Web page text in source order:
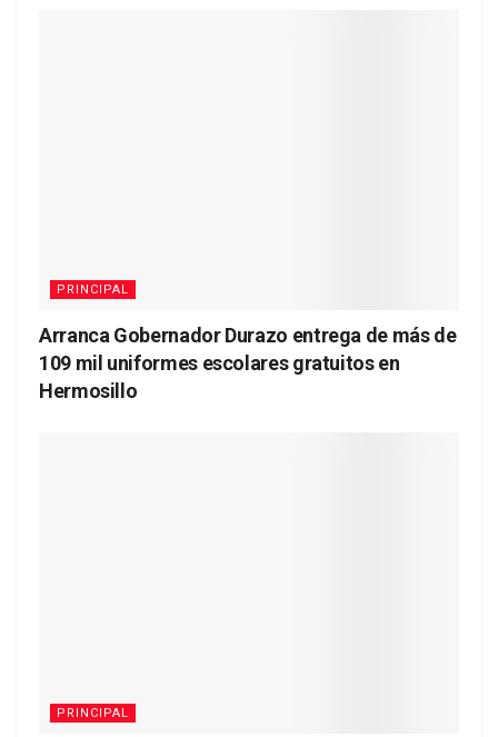
PRINCIPAL
Arranca Gobernador Durazo entrega de más de
109 mil uniformes escolares gratuitos en
Hermosillo
PRINCIPAL